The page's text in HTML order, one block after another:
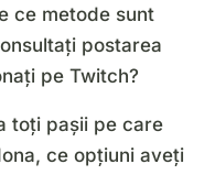
ce metode sunt
postarea
pe Twitch?
toți pașii pe care
ce opțiuni aveți